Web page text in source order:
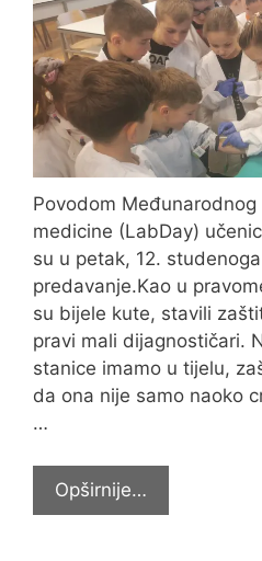
VEZANE
UZ
SURADNJU
ŠKOLE
RODITELJA
Povodom
medicine (LabDay)
su u petak, 12.
predavanje.Kao u
su bijele kute, stavili
pravi mali dijagnostičari.
stanice imamo u tijelu,
da ona nije samo naoko
…
Opširnije…